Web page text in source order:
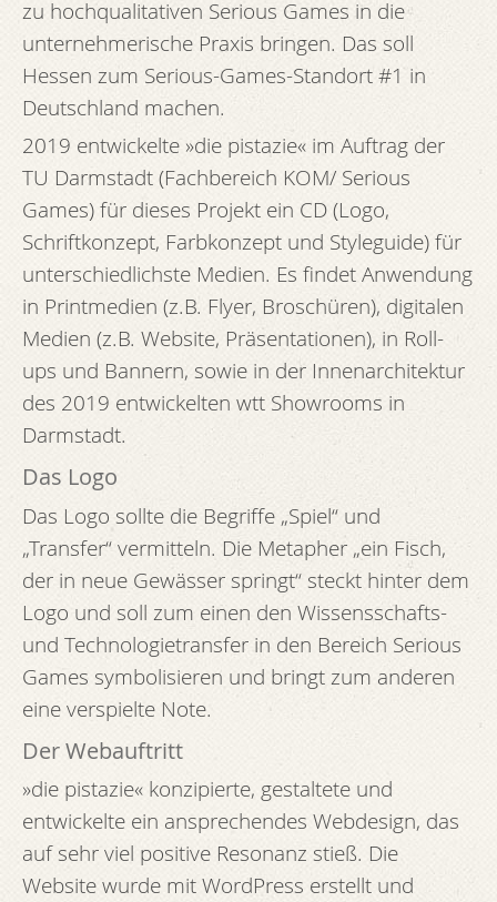
zu hochqualitativen Serious Games in die
unternehmerische Praxis bringen. Das soll
Hessen zum Serious-Games-Standort #1 in
Deutschland machen.
2019 entwickelte »die pistazie« im Auftrag der
TU Darmstadt (Fachbereich KOM/ Serious
Games) für dieses Projekt ein CD (Logo,
Schriftkonzept, Farbkonzept und Styleguide) für
unterschiedlichste Medien. Es findet Anwendung
in Printmedien (z.B. Flyer, Broschüren), digitalen
Medien (z.B. Website, Präsentationen), in Roll-
ups und Bannern, sowie in der Innenarchitektur
des 2019 entwickelten wtt Showrooms in
Darmstadt.
Das Logo
Das Logo sollte die Begriffe „Spiel“ und
„Transfer“ vermitteln. Die Metapher „ein Fisch,
der in neue Gewässer springt“ steckt hinter dem
Logo und soll zum einen den Wissensschafts-
und Technologietransfer in den Bereich Serious
Games symbolisieren und bringt zum anderen
eine verspielte Note.
Der Webauftritt
»die pistazie« konzipierte, gestaltete und
entwickelte ein ansprechendes Webdesign, das
auf sehr viel positive Resonanz stieß. Die
Website wurde mit WordPress erstellt und